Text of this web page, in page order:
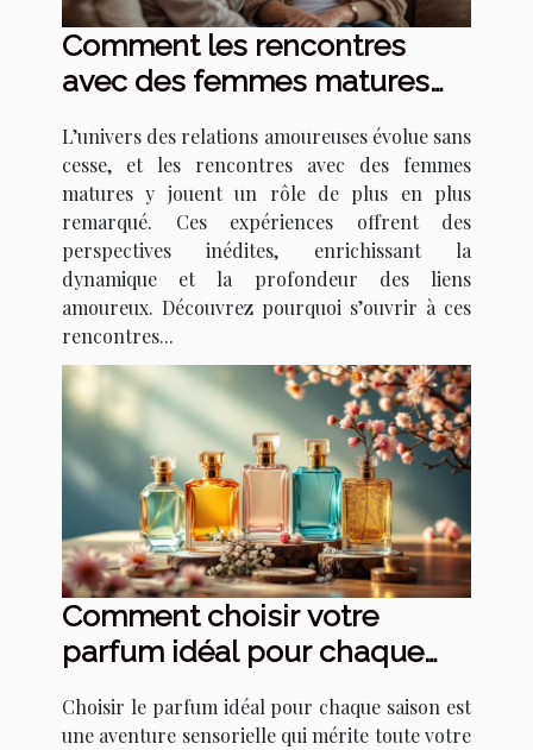
Comment les rencontres
avec des femmes matures
amoureuses ?
L’univers des relations amoureuses évolue sans
cesse, et les rencontres avec des femmes
matures y jouent un rôle de plus en plus
remarqué. Ces expériences offrent des
perspectives inédites, enrichissant la
dynamique et la profondeur des liens
amoureux. Découvrez pourquoi s’ouvrir à ces
rencontres...
Comment choisir votre
parfum idéal pour chaque
Choisir le parfum idéal pour chaque saison est
une aventure sensorielle qui mérite toute votre